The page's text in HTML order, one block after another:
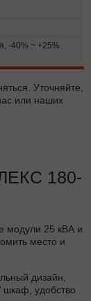
-40% ~ +25%
Уточняйте,
или наших
180-
модули 25 кВА и
место и
дизайн,
шкаф, удобство